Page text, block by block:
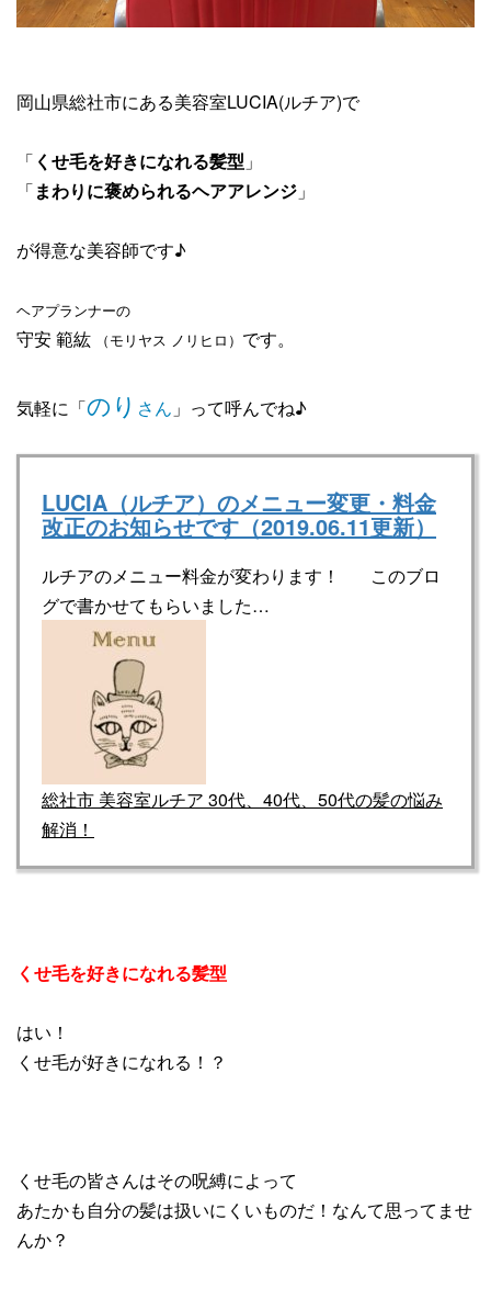
岡山県総社市にある美容室LUCIA(ルチア)で
「 くせ毛を好きになれる髪型 」
「まわりに褒められるヘアアレンジ 」
が得意な美容師です♪
ヘアプランナーの
守安 範紘 （モリヤス ノリヒロ） です。
気軽に「のり さん 」って呼んでね♪
LUCIA（ルチア）のメニュー変更・料金
改正のお知らせです（2019.06.11更新）
ルチアのメニュー料金が変わります！ このブロ
グで書かせてもらいました…
総社市 美容室ルチア 30代、40代、50代の髪の悩み
解消！
くせ毛を好きになれる髪型
はい！
くせ毛が好きになれる！？
くせ毛の皆さんはその呪縛によって
あたかも自分の髪は扱いにくいものだ！なんて思ってませ
んか？